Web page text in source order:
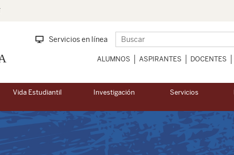
Servicios en línea
ALUMNOS ASPIRANTES DOCENTES
Vida Estudiantil Investigación Servicios